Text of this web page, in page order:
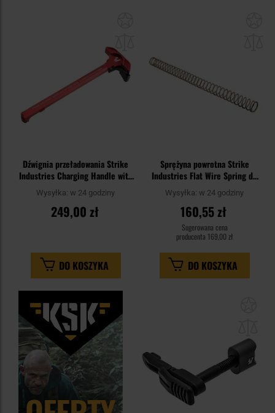
Dźwignia przeładowania Strike
Industries Charging Handle with
Extended Latch do karabinków
AR - Red
Wysyłka: w 24 godziny
249,00 zł
DO KOSZYKA
Sprężyna powrotna Strike
Industries Flat Wire Spring do
karabinków AR15
Wysyłka: w 24 godziny
160,55 zł
Sugerowana cena
producenta 169,00 zł
DO KOSZYKA